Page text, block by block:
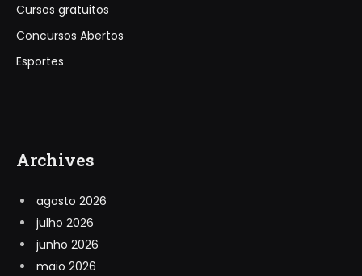
Cursos gratuitos
Concursos Abertos
Esportes
Archives
agosto 2026
julho 2026
junho 2026
maio 2026